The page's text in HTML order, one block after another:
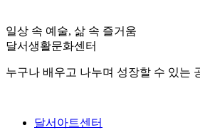
일상 속 예술, 삶 속 즐거움
달서생활문화센터
누구나 배우고 나누며 성장할 수 있는
달서아트센터